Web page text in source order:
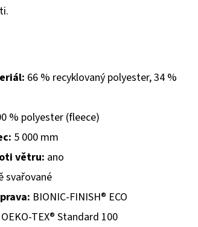
66 % recyklovaný polyester, 34 %
% polyester (fleece)
5 000 mm
větru: ano
svařované
BIONIC-FINISH® ECO
OEKO-TEX® Standard 100